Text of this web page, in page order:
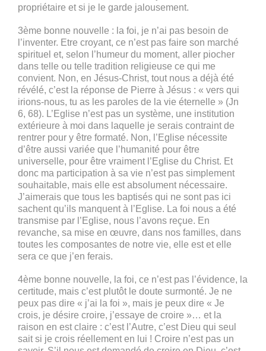
propriétaire et si je le garde jalousement.
3ème bonne nouvelle : la foi, je n’ai pas besoin de
l’inventer. Etre croyant, ce n’est pas faire son marché
spirituel et, selon l’humeur du moment, aller piocher
dans telle ou telle tradition religieuse ce qui me
convient. Non, en Jésus-Christ, tout nous a déjà été
révélé, c’est la réponse de Pierre à Jésus : « vers qui
irions-nous, tu as les paroles de la vie éternelle » (Jn
6, 68). L’Eglise n’est pas un système, une institution
extérieure à moi dans laquelle je serais contraint de
rentrer pour y être formaté. Non, l’Eglise nécessite
d’être aussi variée que l’humanité pour être
universelle, pour être vraiment l’Eglise du Christ. Et
donc ma participation à sa vie n’est pas simplement
souhaitable, mais elle est absolument nécessaire.
J’aimerais que tous les baptisés qui ne sont pas ici
sachent qu’ils manquent à l’Eglise. La foi nous a été
transmise par l’Eglise, nous l’avons reçue. En
revanche, sa mise en œuvre, dans nos familles, dans
toutes les composantes de notre vie, elle est et elle
sera ce que j’en ferais.
4ème bonne nouvelle, la foi, ce n’est pas l’évidence, la
certitude, mais c’est plutôt le doute surmonté. Je ne
peux pas dire « j’ai la foi », mais je peux dire « Je
crois, je désire croire, j’essaye de croire »… et la
raison en est claire : c’est l’Autre, c’est Dieu qui seul
sait si je crois réellement en lui ! Croire n’est pas un